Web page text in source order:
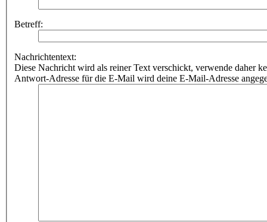
Betreff:
Nachrichtentext:
Diese Nachricht wird als reiner Text verschickt, verwende daher
Antwort-Adresse für die E-Mail wird deine E-Mail-Adresse